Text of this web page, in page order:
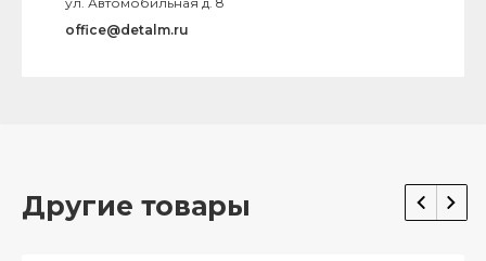
office@detalm.ru
Другие товары